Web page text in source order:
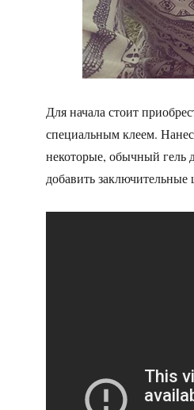
Для начала стоит
специальным клеем.
некоторые, обычный гель
добавить